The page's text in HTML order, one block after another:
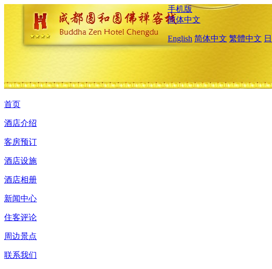
手机版
简体中文
English 简体中文 繁體中文
首页
酒店介绍
客房预订
酒店设施
酒店相册
新闻中心
住客评论
周边景点
联系我们